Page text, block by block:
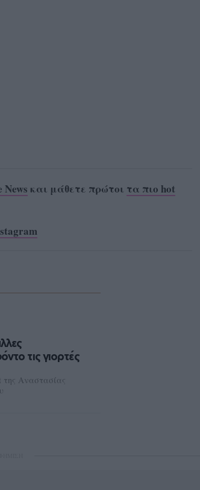
News και μάθετε πρώτοι τα πιο hot
τις γιορτές
της Αναστασίας